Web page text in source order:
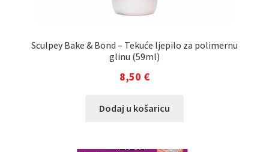
Sculpey Bake & Bond – Tekuće ljepilo za polimernu
glinu (59ml)
8,50 €
Dodaj u košaricu